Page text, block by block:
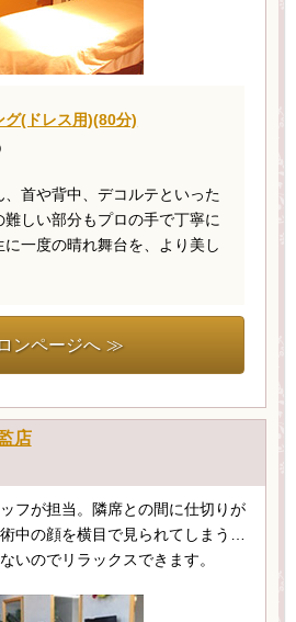
グ(ドレス用)(80分)
首や背中、デコルテといった
難しい部分もプロの手で丁寧に
一度の晴れ舞台を、より美し
ンページへ ≫
店
フが担当。隣席との間に仕切りが
中の顔を横目で見られてしまう…
いのでリラックスできます。